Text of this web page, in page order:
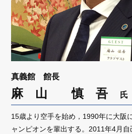
真義館 館長
麻 山 慎 吾 氏
15歳より空手を始め，1990年に大阪
ャンピオンを輩出する。2011年4月